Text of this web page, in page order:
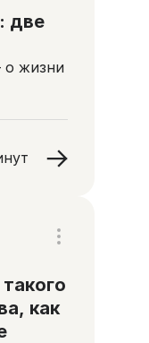
две
о жизни
как